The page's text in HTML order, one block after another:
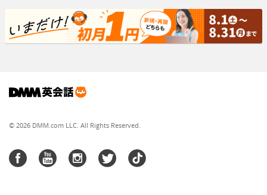
© 2026 DMM.com LLC. All Rights Reserved.